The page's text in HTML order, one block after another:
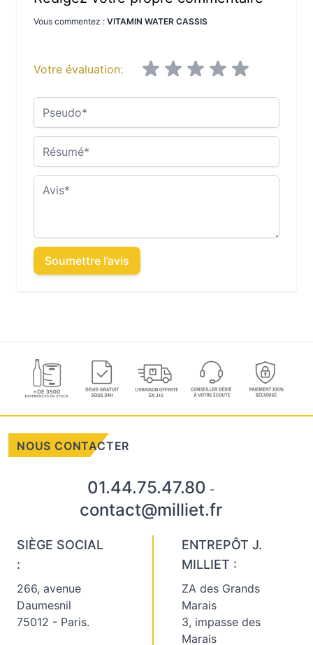
Vous commentez : VITAMIN WATER CASSIS
Votre évaluation:
Pseudo
Résumé
Avis
Soumettre l’avis
NOUS CONTACTER
01.44.75.47.80 -
contact@milliet.fr
SIÈGE SOCIAL
:
266, avenue
Daumesnil
75012 - Paris.
ENTREPÔT J.
MILLIET :
ZA des Grands
Marais
3, impasse des
Marais